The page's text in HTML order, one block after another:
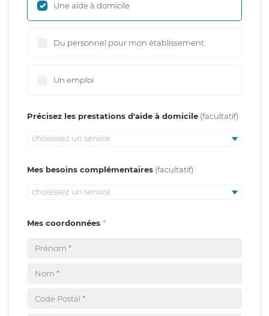
Une aide à domicile
Du personnel pour mon établissement
Un emploi
Précisez les prestations d'aide à domicile
choisissez un service
Mes besoins complémentaires
choisissez un service
Mes coordonnées